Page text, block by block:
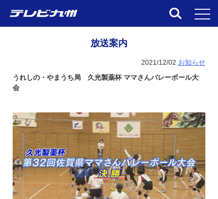
放送案内
2021/12/02 お知らせ
うれしの・やまうち局 久光製薬杯 ママさんバレーボール大
会